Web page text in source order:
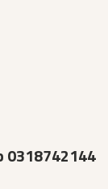
0318742144